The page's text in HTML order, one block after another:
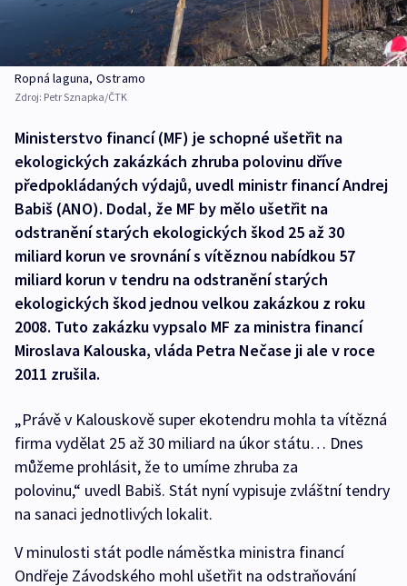
Ropná laguna, Ostramo
Zdroj: Petr Sznapka/ČTK
Ministerstvo financí (MF) je schopné ušetřit na
ekologických zakázkách zhruba polovinu dříve
předpokládaných výdajů, uvedl ministr financí Andrej
Babiš (ANO). Dodal, že MF by mělo ušetřit na
odstranění starých ekologických škod 25 až 30
miliard korun ve srovnání s vítěznou nabídkou 57
miliard korun v tendru na odstranění starých
ekologických škod jednou velkou zakázkou z roku
2008. Tuto zakázku vypsalo MF za ministra financí
Miroslava Kalouska, vláda Petra Nečase ji ale v roce
2011 zrušila.
„Právě v Kalouskově super ekotendru mohla ta vítězná
firma vydělat 25 až 30 miliard na úkor státu… Dnes
můžeme prohlásit, že to umíme zhruba za
polovinu,“ uvedl Babiš. Stát nyní vypisuje zvláštní tendry
na sanaci jednotlivých lokalit.
V minulosti stát podle náměstka ministra financí
Ondřeje Závodského mohl ušetřit na odstraňování